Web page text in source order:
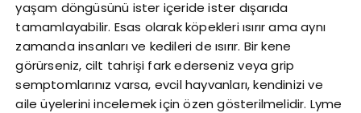
yaşam döngüsünü ister içeride ister dışarıda
tamamlayabilir. Esas olarak köpekleri ısırır ama aynı
zamanda insanları ve kedileri de ısırır. Bir kene
görürseniz, cilt tahrişi fark ederseniz veya grip
semptomlarınız varsa, evcil hayvanları, kendinizi ve
aile üyelerini incelemek için özen gösterilmelidir. Lyme